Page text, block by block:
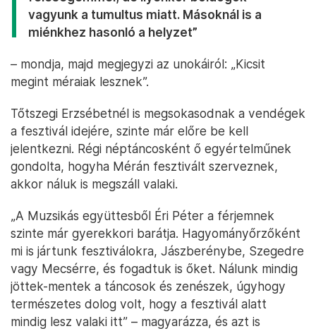
vagyunk a tumultus miatt. Másoknál is a
miénkhez hasonló a helyzet”
– mondja, majd megjegyzi az unokáiról: „Kicsit
megint méraiak lesznek”.
Tőtszegi Erzsébetnél is megsokasodnak a vendégek
a fesztivál idejére, szinte már előre be kell
jelentkezni. Régi néptáncosként ő egyértelműnek
gondolta, hogyha Mérán fesztivált szerveznek,
akkor náluk is megszáll valaki.
„A Muzsikás együttesből Éri Péter a férjemnek
szinte már gyerekkori barátja. Hagyományőrzőként
mi is jártunk fesztiválokra, Jászberénybe, Szegedre
vagy Mecsérre, és fogadtuk is őket. Nálunk mindig
jöttek-mentek a táncosok és zenészek, úgyhogy
természetes dolog volt, hogy a fesztivál alatt
mindig lesz valaki itt” – magyarázza, és azt is